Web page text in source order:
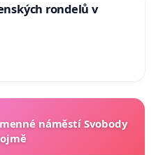
rondelů v
náměstí Svobody